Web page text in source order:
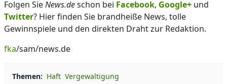
Folgen SieNews.deschon bei Facebook, Google+ und
Twitter? Hier finden Sie brandheiße News, tolle
Gewinnspiele und den direkten Draht zur Redaktion.
fka/sam/news.de
Themen: Haft Vergewaltigung